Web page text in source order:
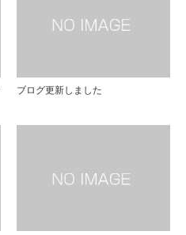
ブログ更新しました